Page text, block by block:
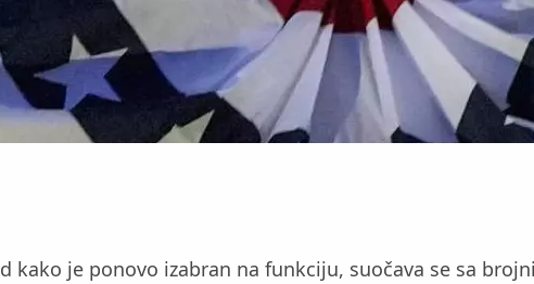
kako je ponovo izabran na funkciju, suočava se sa